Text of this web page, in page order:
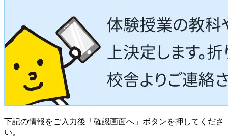
下記の情報をご入力後「確認画面へ」ボタンを押してくださ
い。